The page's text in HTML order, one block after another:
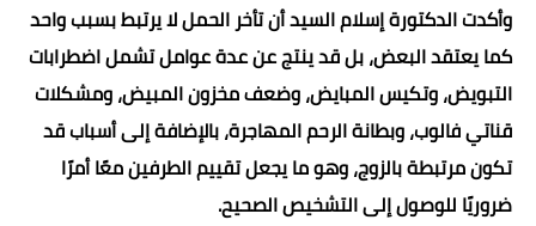
وأكدت الدكتورة إسلام السيد أن تأخر الحمل لا يرتبط بسبب واحد
كما يعتقد البعض، بل قد ينتج عن عدة عوامل تشمل اضطرابات
التبويض، وتكيس المبايض، وضعف مخزون المبيض، ومشكلات
قناتي فالوب، وبطانة الرحم المهاجرة، بالإضافة إلى أسباب قد
تكون مرتبطة بالزوج، وهو ما يجعل تقييم الطرفين معًا أمرًا
ضروريًا للوصول إلى التشخيص الصحيح.